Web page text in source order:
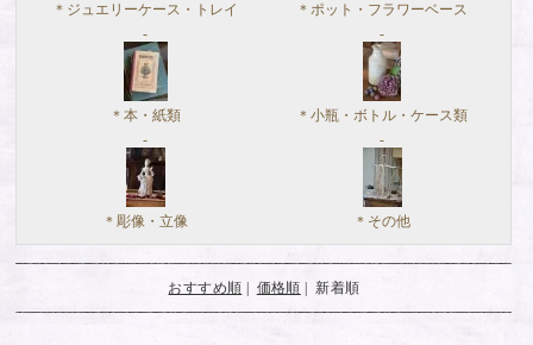
＊ジュエリーケース・トレイ ＊ポット・フラワーベース
＊本・紙類 ＊小瓶・ボトル・ケース類
＊彫像・立像 ＊その他
おすすめ順 | 価格順 | 新着順